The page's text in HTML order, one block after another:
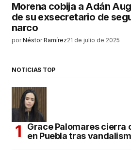
Morena cobija a Adán
de su exsecretario de
narco
por Néstor Ramírez21 de julio de 2025
NOTICIAS TOP
Grace Palomares cierra
en Puebla tras